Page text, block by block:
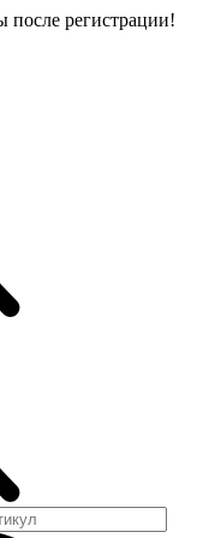
регистрации!